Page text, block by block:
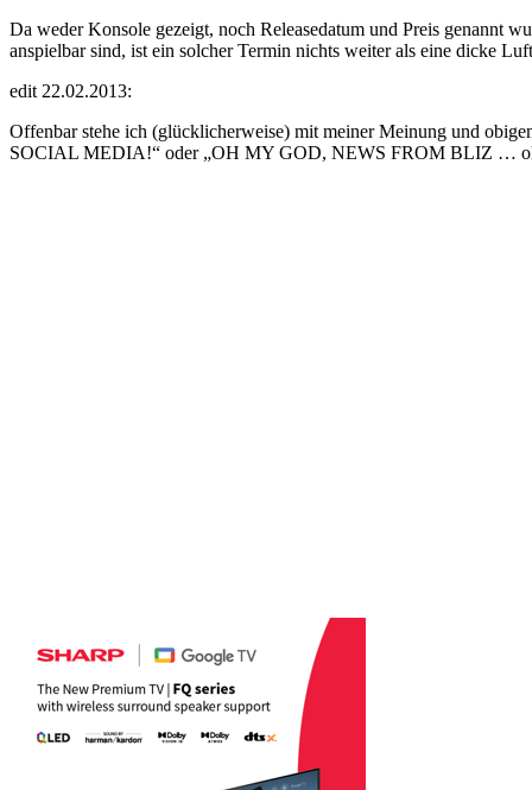
Da weder Konsole gezeigt, noch Releasedatum und Preis genannt
anspielbar sind, ist ein solcher Termin nichts weiter als eine dicke
edit 22.02.2013:
Offenbar stehe ich (glücklicherweise) mit meiner Meinung und
SOCIAL MEDIA!“ oder „OH MY GOD, NEWS FROM BLIZ …